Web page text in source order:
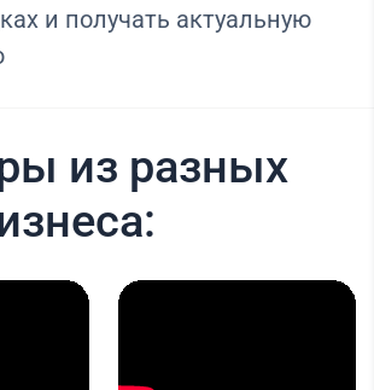
и получать актуальную
из разных